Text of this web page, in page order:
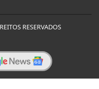
RESERVADOS